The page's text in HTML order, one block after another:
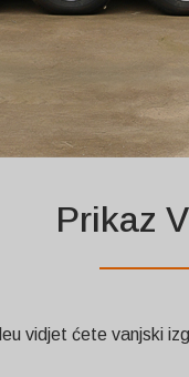
Prikaz
vidjet ćete vanjski